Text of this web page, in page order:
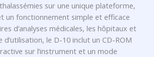
sur une unique plateforme,
un fonctionnement simple et efficace
d’analyses médicales, les hôpitaux et
d’utilisation, le D-10 inclut un CD-ROM
sur l’instrument et un mode